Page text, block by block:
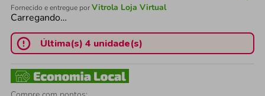
Fornecido e entregue porVitrola Loja Virtual
Carregando…
Última(s) 4 unidade(s)